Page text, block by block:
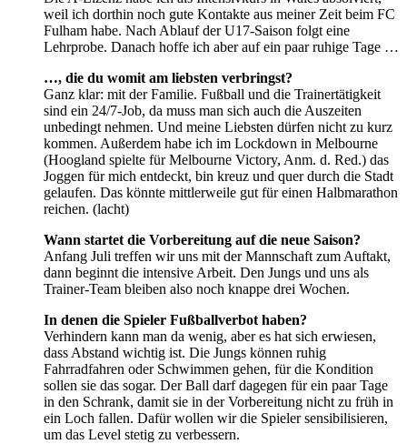
weil ich dorthin noch gute Kontakte aus meiner Zeit beim FC
Fulham habe. Nach Ablauf der U17-Saison folgt eine
Lehrprobe. Danach hoffe ich aber auf ein paar ruhige Tage …
…, die du womit am liebsten verbringst?
Ganz klar: mit der Familie. Fußball und die Trainertätigkeit
sind ein 24/7-Job, da muss man sich auch die Auszeiten
unbedingt nehmen. Und meine Liebsten dürfen nicht zu kurz
kommen. Außerdem habe ich im Lockdown in Melbourne
(Hoogland spielte für Melbourne Victory, Anm. d. Red.) das
Joggen für mich entdeckt, bin kreuz und quer durch die Stadt
gelaufen. Das könnte mittlerweile gut für einen Halbmarathon
reichen. (lacht)
Wann startet die Vorbereitung auf die neue Saison?
Anfang Juli treffen wir uns mit der Mannschaft zum Auftakt,
dann beginnt die intensive Arbeit. Den Jungs und uns als
Trainer-Team bleiben also noch knappe drei Wochen.
In denen die Spieler Fußballverbot haben?
Verhindern kann man da wenig, aber es hat sich erwiesen,
dass Abstand wichtig ist. Die Jungs können ruhig
Fahrradfahren oder Schwimmen gehen, für die Kondition
sollen sie das sogar. Der Ball darf dagegen für ein paar Tage
in den Schrank, damit sie in der Vorbereitung nicht zu früh in
ein Loch fallen. Dafür wollen wir die Spieler sensibilisieren,
um das Level stetig zu verbessern.